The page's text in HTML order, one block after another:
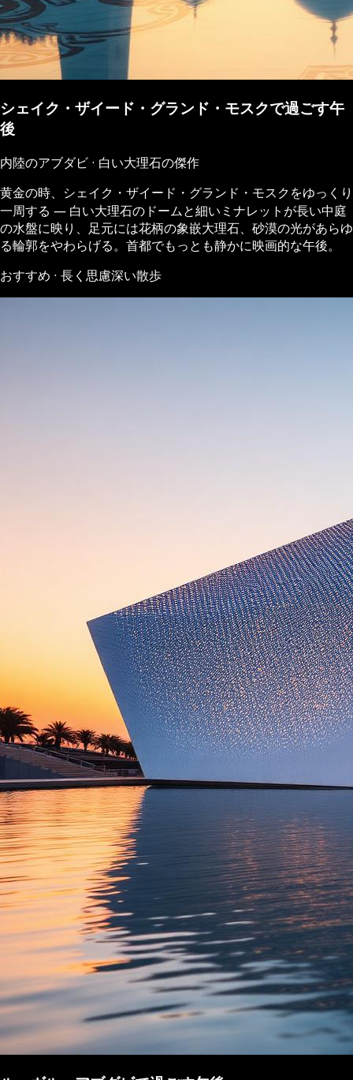
シェイク・ザイード・グランド・モスクで過ごす午
後
内陸のアブダビ · 白い大理石の傑作
黄金の時、シェイク・ザイード・グランド・モスクをゆっくり
一周する ― 白い大理石のドームと細いミナレットが長い中庭
の水盤に映り、足元には花柄の象嵌大理石、砂漠の光があらゆ
る輪郭をやわらげる。首都でもっとも静かに映画的な午後。
おすすめ · 長く思慮深い散歩